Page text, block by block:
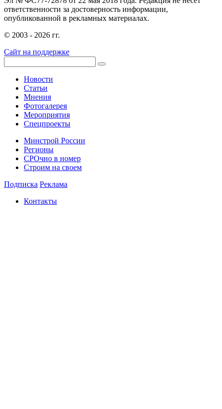
ответственности за достоверность информации,
опубликованной в рекламных материалах.
© 2003 - 2026 гг.
Сайт на поддержке
Новости
Статьи
Мнения
Фотогалерея
Мероприятия
Спецпроекты
Минстрой России
Регионы
СРОчно в номер
Строим на своем
Подписка Реклама
Контакты